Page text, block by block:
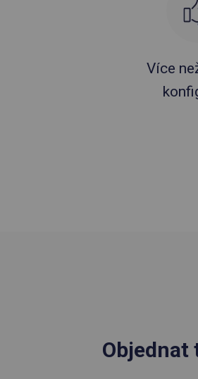
Více
Objednat